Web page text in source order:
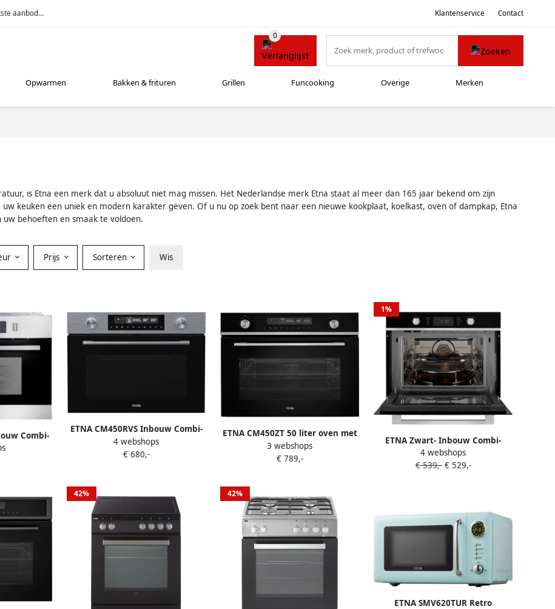
aanbod... Klantenservice Contact
Opwarmen Bakken & frituren Grillen Funcooking Overige Merken
is Etna een merk dat u absoluut niet mag missen. Het Nederlandse merk Etna staat al meer dan 165 jaar bekend om zijn
keuken een uniek en modern karakter geven. Of u nu op zoek bent naar een nieuwe kookplaat, koelkast, oven of dampkap, Etna
behoeften en smaak te voldoen.
Prijs Sorteren Wis
Combi-
Oven
ETNA CM450RVS Inbouw Combi-
Oven 50L Turbo Hetelucht RVS 13
Automatische Programma's LED
4 webshops
€ 680,-
ETNA CM450ZT 50 liter oven met
magnetronfunctie LED
verlichting Kindererslot Klapdeur
uurs tijdsaanduiding
3 webshops
€ 789,-
1%
ETNA Zwart- Inbouw Combi-
Magnetron 44L Magnetron Oven
en Grill 20 Automatische
4 webshops
€ 539,-€ 529,-
42% 42%
ETNA SMV620TUR Retro